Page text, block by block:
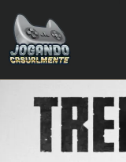
Jogando Casualmente